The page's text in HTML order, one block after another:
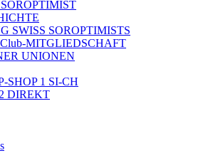
SWISS SOROPTIMISTS
MITGLIEDSCHAFT
UNIONEN
SHOP 1 SI-CH
DIREKT